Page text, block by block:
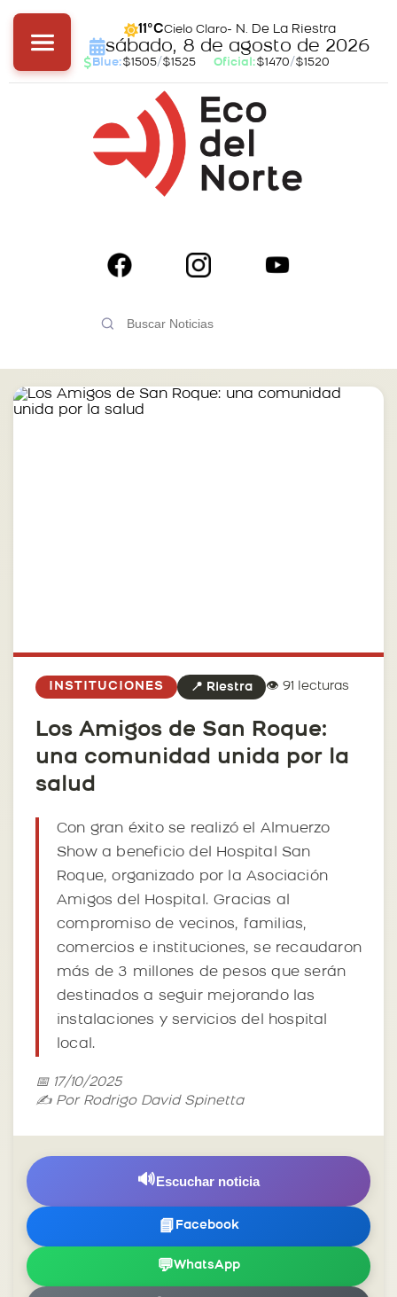
11°CCielo Claro- N. De La Riestra
sábado, 8 de agosto de 2026
Blue:$1505/$1525 Oficial:$1470/$1520
INSTITUCIONES 📍 Riestra 👁️ 91 lecturas
Los Amigos de San Roque:
una comunidad unida por la
salud
Con gran éxito se realizó el Almuerzo
Show a beneficio del Hospital San
Roque, organizado por la Asociación
Amigos del Hospital. Gracias al
compromiso de vecinos, familias,
comercios e instituciones, se recaudaron
más de 3 millones de pesos que serán
destinados a seguir mejorando las
instalaciones y servicios del hospital
local.
📅 17/10/2025
✍️ Por Rodrigo David Spinetta
🔊Escuchar noticia
📘 Facebook
💬WhatsApp